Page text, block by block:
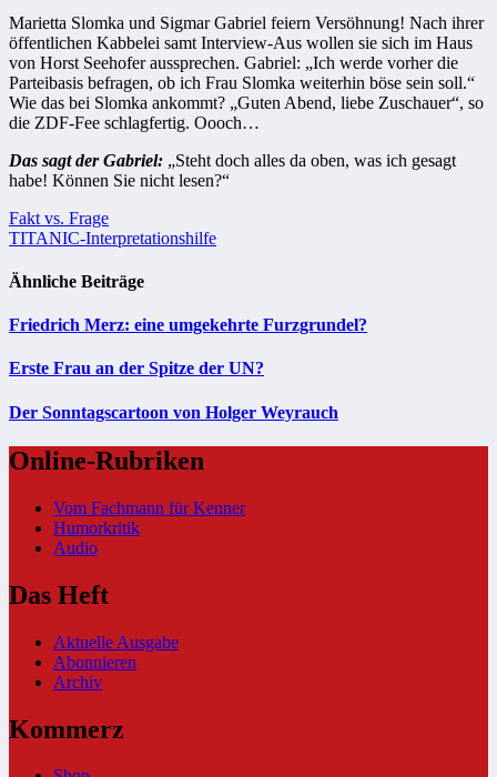
Marietta Slomka und Sigmar Gabriel feiern Versöhnung! Nach ihrer
öffentlichen Kabbelei samt Interview-Aus wollen sie sich im Haus
von Horst Seehofer aussprechen. Gabriel: „Ich werde vorher die
Parteibasis befragen, ob ich Frau Slomka weiterhin böse sein soll.“
Wie das bei Slomka ankommt? „Guten Abend, liebe Zuschauer“, so
die ZDF-Fee schlagfertig. Oooch…
Das sagt der Gabriel: „Steht doch alles da oben, was ich gesagt
habe! Können Sie nicht lesen?“
Beitragsnavigation
Fakt vs. Frage
TITANIC-Interpretationshilfe
Ähnliche Beiträge
Friedrich Merz: eine umgekehrte Furzgrundel?
Erste Frau an der Spitze der UN?
Der Sonntagscartoon von Holger Weyrauch
Online-Rubriken
Vom Fachmann für Kenner
Humorkritik
Audio
Das Heft
Aktuelle Ausgabe
Abonnieren
Archiv
Kommerz